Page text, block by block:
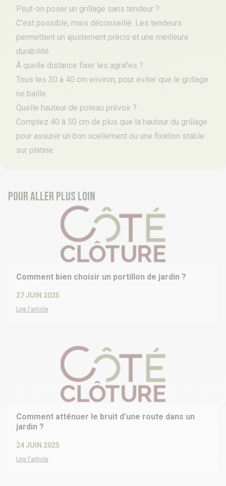
Peut-on poser un grillage sans tendeur ?
C’est possible, mais déconseillé. Les tendeurs
permettent un ajustement précis et une meilleure
durabilité.
À quelle distance fixer les agrafes ?
Tous les 30 à 40 cm environ, pour éviter que le grillage
ne baille.
Quelle hauteur de poteau prévoir ?
Comptez 40 à 50 cm de plus que la hauteur du grillage
pour assurer un bon scellement ou une fixation stable
sur platine.
Pour aller plus loin
Comment bien choisir un portillon de jardin ?
27 JUIN 2025
Lire l'article
Comment atténuer le bruit d’une route dans un
jardin ?
24 JUIN 2025
Lire l'article